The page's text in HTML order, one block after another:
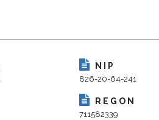
NIP
826-20-64-241
REGON
711582339